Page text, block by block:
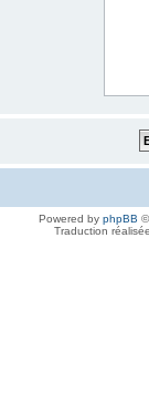
Powered by phpBB
Traduction